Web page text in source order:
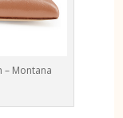
– Montana